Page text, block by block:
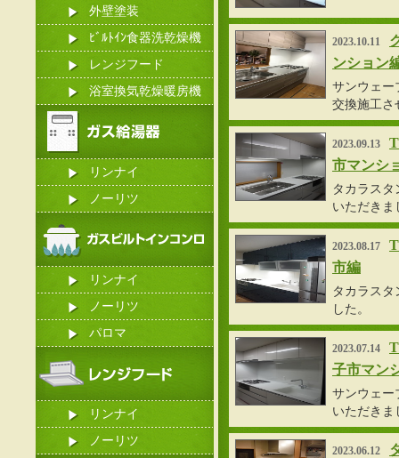
外壁塗装
ﾋﾞﾙﾄｲﾝ食器洗乾燥機
レンジフード
浴室換気乾燥暖房機
リンナイ
ノーリツ
リンナイ
ノーリツ
パロマ
リンナイ
ノーリツ
2023.10.11
ンション
サンウェー
交換施工さ
2023.09.13
市マンシ
タカラスタ
いただきま
2023.08.17
市編
タカラス
した。
2023.07.14
子市マン
サンウェー
いただきま
2023.06.12